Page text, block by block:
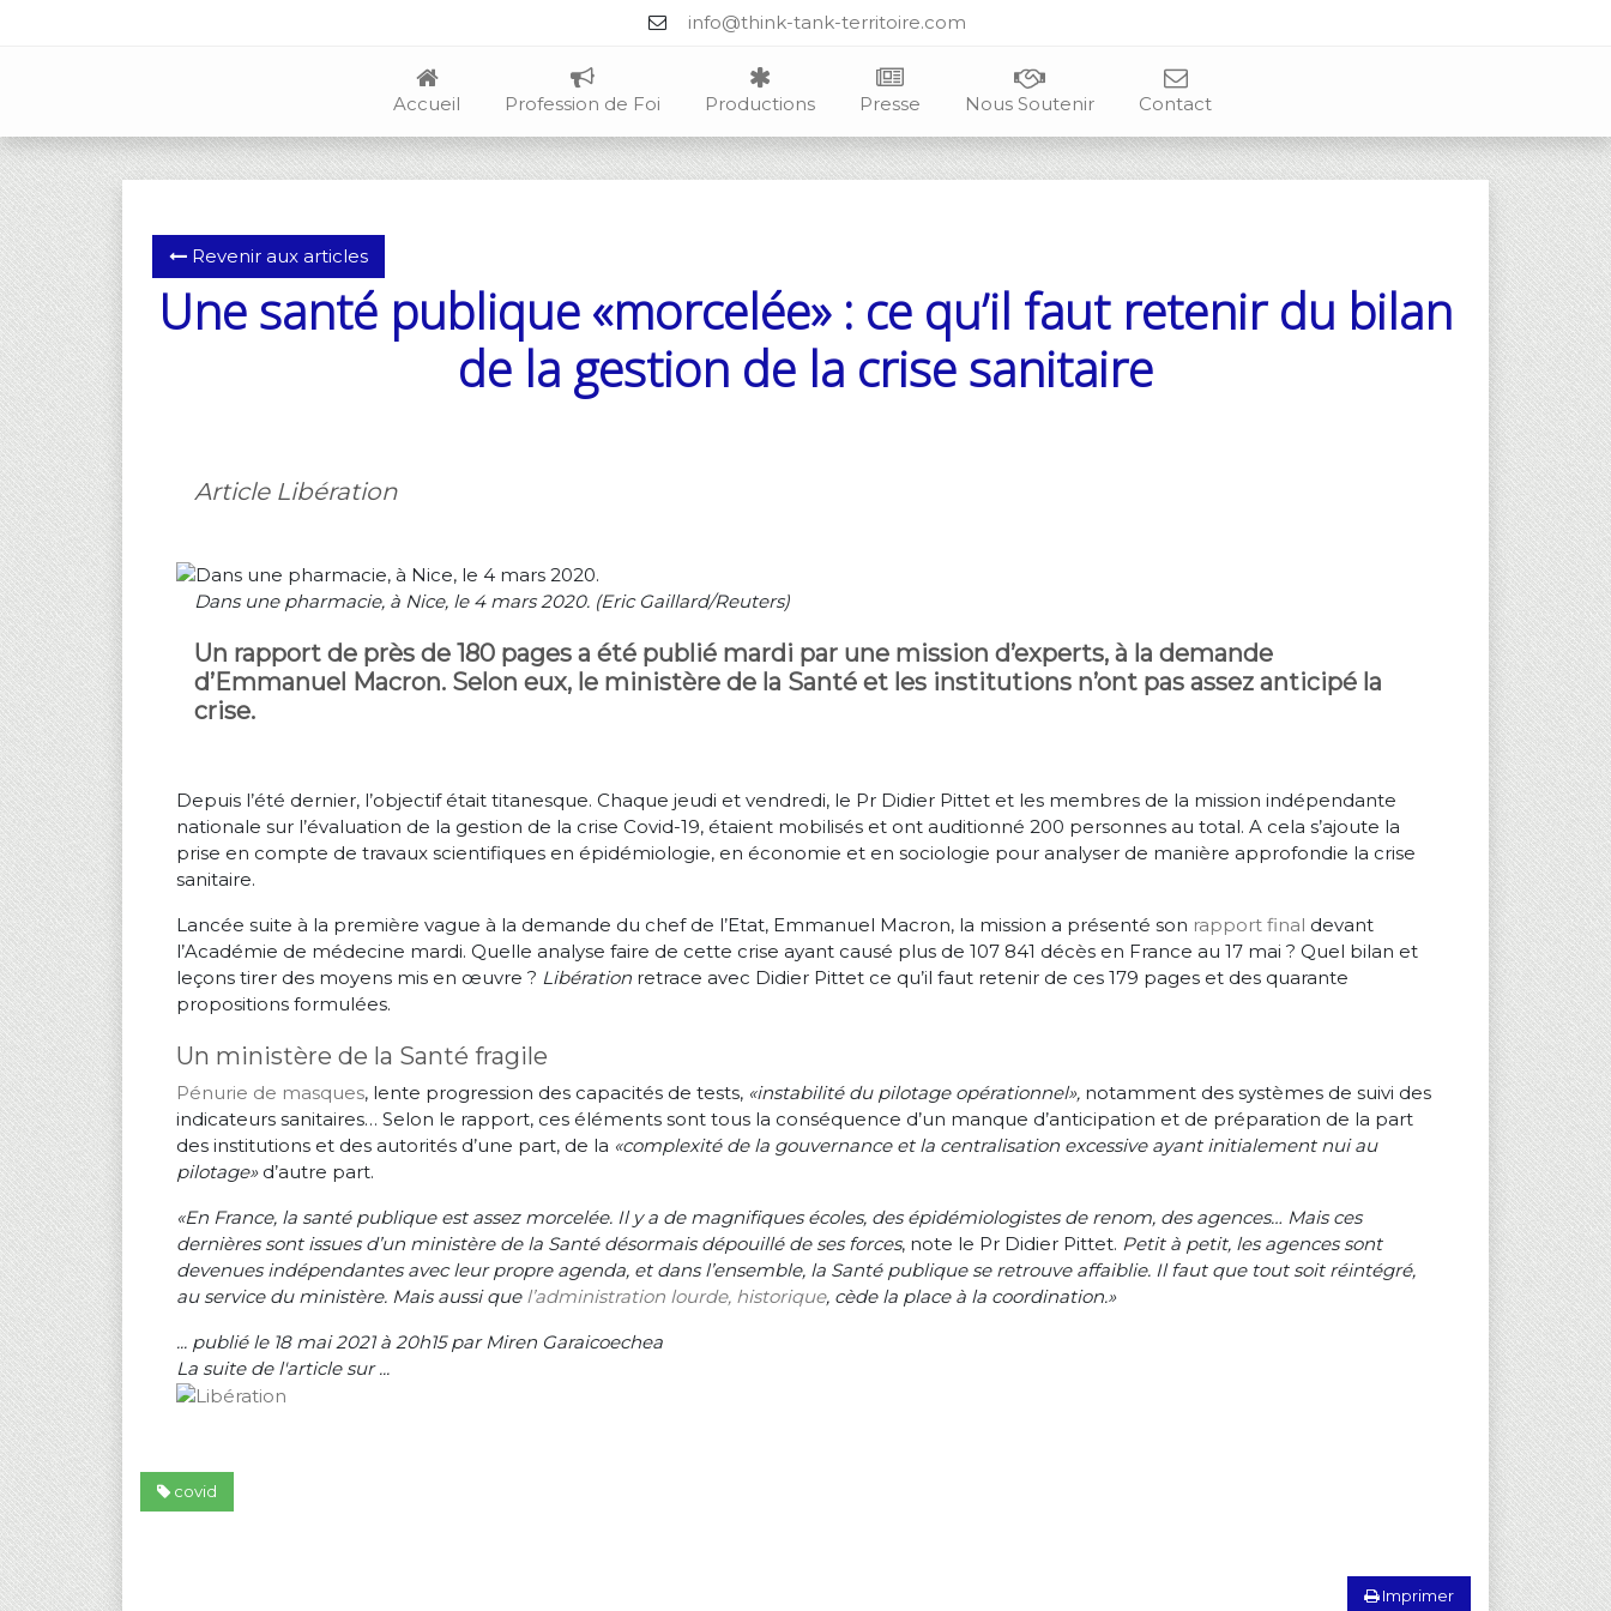
info@think-tank-territoire.com
Accueil Profession de Foi Productions Presse Nous Soutenir Contact
Revenir aux articles
Une santé publique «morcelée» : ce qu’il faut retenir du bilan
de la gestion de la crise sanitaire
Article Libération
Dans une pharmacie, à Nice, le 4 mars 2020. (Eric Gaillard/Reuters)
Un rapport de près de 180 pages a été publié mardi par une mission d’experts, à la demande
d’Emmanuel Macron. Selon eux, le ministère de la Santé et les institutions n’ont pas assez anticipé la
crise.
Depuis l’été dernier, l’objectif était titanesque. Chaque jeudi et vendredi, le Pr Didier Pittet et les membres de la mission indépendante
nationale sur l’évaluation de la gestion de la crise Covid-19, étaient mobilisés et ont auditionné 200 personnes au total. A cela s’ajoute la
prise en compte de travaux scientifiques en épidémiologie, en économie et en sociologie pour analyser de manière approfondie la crise
sanitaire.
Lancée suite à la première vague à la demande du chef de l’Etat, Emmanuel Macron, la mission a présenté son rapport final devant
l’Académie de médecine mardi. Quelle analyse faire de cette crise ayant causé plus de 107 841 décès en France au 17 mai ? Quel bilan et
leçons tirer des moyens mis en œuvre ? Libération retrace avec Didier Pittet ce qu’il faut retenir de ces 179 pages et des quarante
propositions formulées.
Un ministère de la Santé fragile
Pénurie de masques, lente progression des capacités de tests, «instabilité du pilotage opérationnel», notamment des systèmes de suivi des
indicateurs sanitaires… Selon le rapport, ces éléments sont tous la conséquence d’un manque d’anticipation et de préparation de la part
des institutions et des autorités d’une part, de la «complexité de la gouvernance et la centralisation excessive ayant initialement nui au
pilotage»d’autre part.
«En France, la santé publique est assez morcelée. Il y a de magnifiques écoles, des épidémiologistes de renom, des agences… Mais ces
dernières sont issues d’un ministère de la Santé désormais dépouillé de ses forces, note le Pr Didier Pittet. Petit à petit, les agences sont
devenues indépendantes avec leur propre agenda, et dans l’ensemble, la Santé publique se retrouve affaiblie. Il faut que tout soit réintégré,
au service du ministère. Mais aussi que l’administration lourde, historique, cède la place à la coordination.»
... publié le 18 mai 2021 à 20h15parMiren Garaicoechea
La suite de l'article sur ...
covid
Imprimer